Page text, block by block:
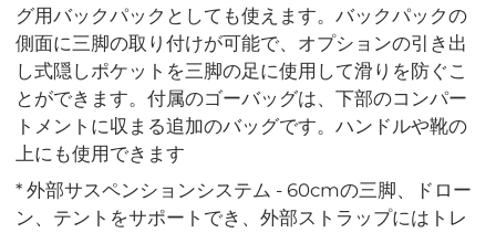
グ用バックパックとしても使えます。バックパックの
側面に三脚の取り付けが可能で、オプションの引き出
し式隠しポケットを三脚の足に使用して滑りを防ぐこ
とができます。付属のゴーバッグは、下部のコンパー
トメントに収まる追加のバッグです。ハンドルや靴の
上にも使用できます
* 外部サスペンションシステム - 60cmの三脚、ドロー
ン、テントをサポートでき、外部ストラップにはトレ